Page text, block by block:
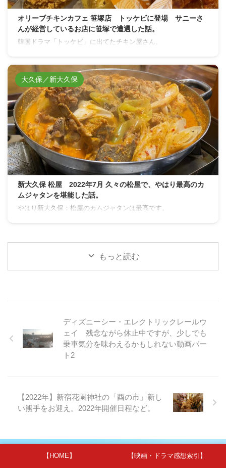
オリーブチキンカフェ 笹塚店 トッケビに登場 サニーさ
んが経営しているお店に笹塚で遭遇した話。
韓国ドラマ「トッケビ」に出てたチキン屋さん。
大久保／新大久保
新大久保 松屋 2022年7月 久々の松屋で、やはり最高のカ
ムジャタンを堪能した話。
やはり新大久保：松屋のカムジャタンは最高です。
もっと読む
ディズニーシー・エレクトリックレールウ
ェイ 残念ながら休止中ですが、少しでも
乗車気分を味わえるかもしれない動画パー
ト2
【2022年】新宿花園神社の「酉の市」新し
い熊手をお迎え。2022年開催日程など。
【HOME】 【映画・ドラマ感想索引】